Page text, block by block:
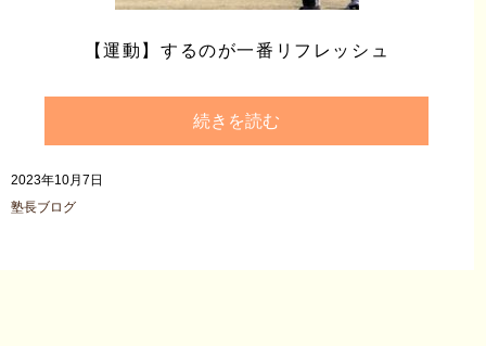
【運動】するのが一番リフレッシュ
続きを読む
2023年10月7日
塾長ブログ